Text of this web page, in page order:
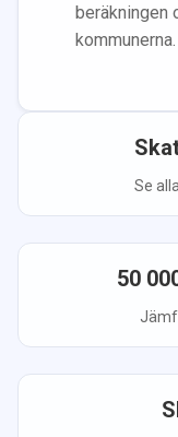
beräkningen
kommunerna.
Se
50